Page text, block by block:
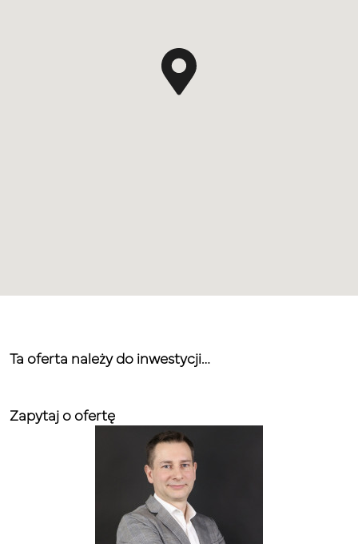
Ta oferta należy do inwestycji…
Zapytaj o ofertę